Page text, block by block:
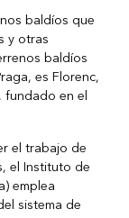
baldíos que
y otras
baldíos
es Florenc,
fundado en el
el trabajo de
el Instituto de
emplea
sistema de